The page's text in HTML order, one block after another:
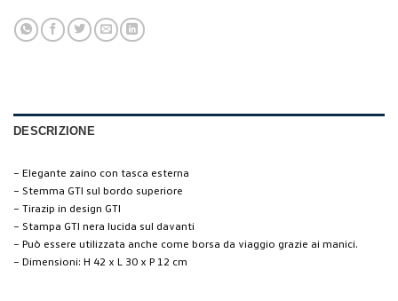
DESCRIZIONE
– Elegante zaino con tasca esterna
– Stemma GTI sul bordo superiore
– Tirazip in design GTI
– Stampa GTI nera lucida sul davanti
– Può essere utilizzata anche come borsa da viaggio grazie ai manici.
– Dimensioni: H 42 x L 30 x P 12 cm